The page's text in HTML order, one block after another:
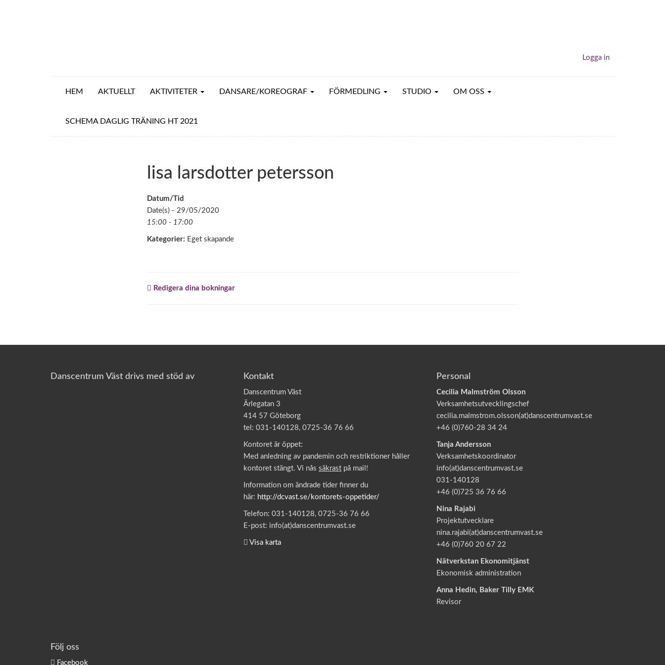
Logga in
HEM AKTUELLT AKTIVITETER DANSARE/KOREOGRAF FÖRMEDLING STUDIO OM OSS
SCHEMA DAGLIG TRÄNING HT 2021
lisa larsdotter petersson
Datum/Tid
Date(s) - 29/05/2020
15:00 - 17:00
Kategorier: Eget skapande
Redigera dina bokningar
Danscentrum Väst drivs med stöd av Kontakt
Danscentrum Väst
Ärlegatan 3
414 57 Göteborg
tel: 031-140128, 0725-36 76 66
Kontoret är öppet:
Med anledning av pandemin och restriktioner håller
kontoret stängt. Vi nås säkrast på mail!
Information om ändrade tider finner du
här: http://dcvast.se/kontorets-oppetider/
Telefon: 031-140128, 0725-36 76 66
E-post: info(at)danscentrumvast.se
Visa karta
Personal
Cecilia Malmström Olsson
Verksamhetsutvecklingschef
cecilia.malmstrom.olsson(at)danscentrumvast.se
+46 (0)760-28 34 24
Tanja Andersson
Verksamhetskoordinator
info(at)danscentrumvast.se
031-140128
+46 (0)725 36 76 66
Nina Rajabi
Projektutvecklare
nina.rajabi(at)danscentrumvast.se
+46 (0)760 20 67 22
Nätverkstan Ekonomitjänst
Ekonomisk administration
Anna Hedin, Baker Tilly EMK
Revisor
Följ oss
Facebook